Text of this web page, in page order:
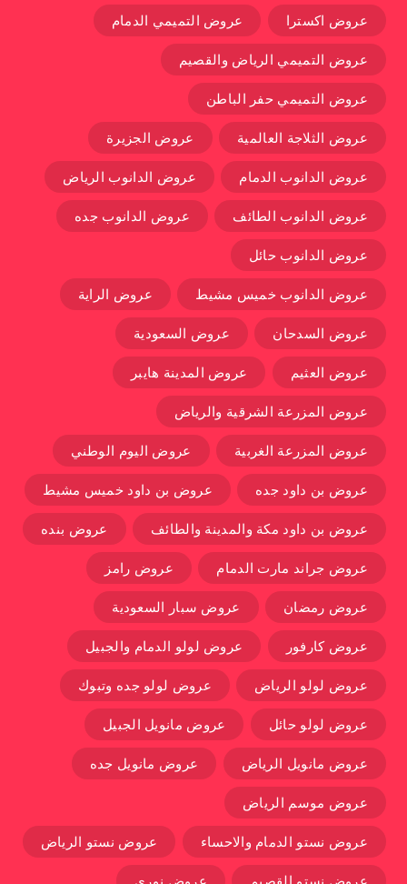
عروض اكسترا عروض التميمي الدمام
عروض التميمي الرياض والقصيم
عروض التميمي حفر الباطن
عروض الثلاجة العالمية عروض الجزيرة
عروض الدانوب الدمام عروض الدانوب الرياض
عروض الدانوب الطائف عروض الدانوب جده
عروض الدانوب حائل
عروض الدانوب خميس مشيط عروض الراية
عروض السدحان عروض السعودية
عروض العثيم عروض المدينة هايبر
عروض المزرعة الشرقية والرياض
عروض المزرعة الغربية عروض اليوم الوطني
عروض بن داود جده عروض بن داود خميس مشيط
عروض بن داود مكة والمدينة والطائف عروض بنده
عروض جراند مارت الدمام عروض رامز
عروض رمضان عروض سبار السعودية
عروض كارفور عروض لولو الدمام والجبيل
عروض لولو الرياض عروض لولو جده وتبوك
عروض لولو حائل عروض مانويل الجبيل
عروض مانويل الرياض عروض مانويل جده
عروض موسم الرياض
عروض نستو الدمام والاحساء عروض نستو الرياض